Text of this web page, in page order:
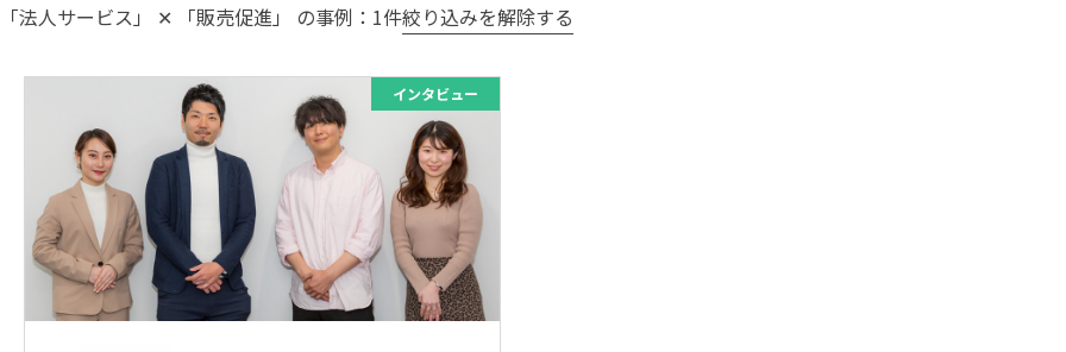
「法人サービス」 ✕ 「販売促進」 の事例：1件絞り込みを解除する